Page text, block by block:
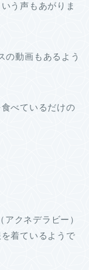
う声もあがりま
の動画もあるよう
べているだけの
クネデラビー）
着ているようで